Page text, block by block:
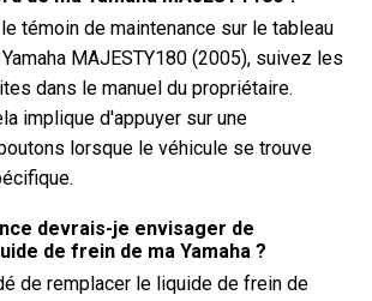
témoin de maintenance sur le tableau
MAJESTY180 (2005), suivez les
dans le manuel du propriétaire.
implique d'appuyer sur une
lorsque le véhicule se trouve
devrais-je envisager de
de frein de ma Yamaha ?
de remplacer le liquide de frein de